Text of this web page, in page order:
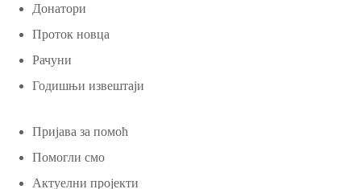
Донатори
Проток новца
Рачуни
Годишњи извештаји
Пријава за помоћ
Помогли смо
Актуелни пројекти